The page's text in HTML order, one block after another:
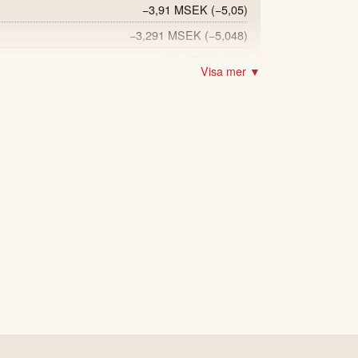
−3,91 MSEK (−5,05)
−3,291 MSEK (−5,048)
Visa mer ▼